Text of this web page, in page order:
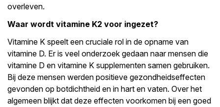
overleven.
Waar wordt vitamine K2 voor ingezet?
Vitamine K speelt een cruciale rol in de opname van
vitamine D. Er is veel onderzoek gedaan naar mensen die
vitamine D en vitamine K supplementen samen gebruiken.
Bij deze mensen werden positieve gezondheidseffecten
gevonden op botdichtheid en in hart en vaten. Over het
algemeen blijkt dat deze effecten voorkomen bij een goed